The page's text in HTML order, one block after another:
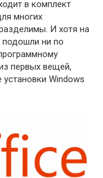
в комплект
многих
И хотя на
подошли ни по
первых вещей,
Windows